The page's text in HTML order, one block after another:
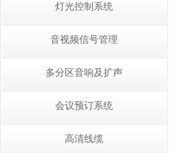
灯光控制系统
音视频信号管理
多分区音响及扩声
会议预订系统
高清线缆